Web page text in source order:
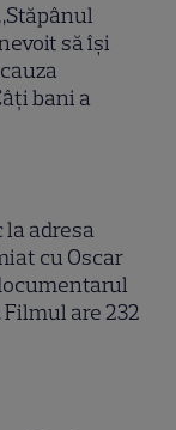
să își
bani a
la adresa
cu Oscar
are 232